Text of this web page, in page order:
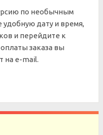
по необычным
дату и время,
и перейдите к
заказа вы
на e-mail.